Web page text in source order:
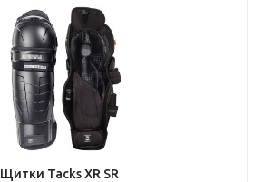
Щитки Tacks XR SR